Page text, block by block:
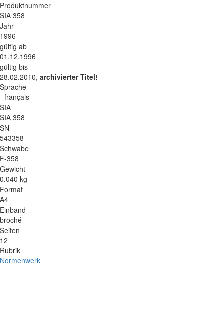
Produktnummer
SIA 358
Jahr
1996
gültig ab
01.12.1996
gültig bis
28.02.2010, archivierter Titel!
Sprache
- français
SIA
SIA 358
SN
543358
Schwabe
F-358
Gewicht
0.040 kg
Format
A4
Einband
broché
Seiten
12
Rubrik
Normenwerk